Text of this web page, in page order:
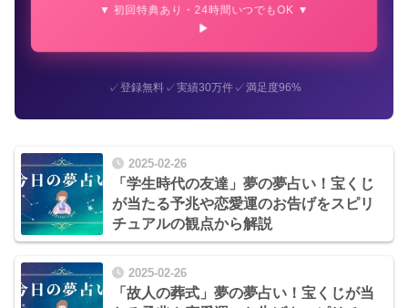
▼ 初回特典あり・24時間いつでもOK ▼
✓登録無料✓実績30万件✓満足度96%
2025-02-26
「学生時代の友達」夢の夢占い！宝くじ
が当たる予兆や恋愛運のお告げをスピリ
チュアルの観点から解説
2025-02-26
「故人の葬式」夢の夢占い！宝くじが当